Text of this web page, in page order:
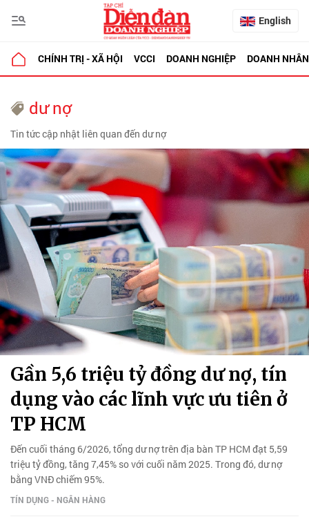
English
CHÍNH TRỊ - XÃ HỘI VCCI DOANH NGHIỆP DOANH NHÂN
dư nợ
Tin tức cập nhật liên quan đến dư nợ
Gần 5,6 triệu tỷ đồng dư nợ, tín
dụng vào các lĩnh vực ưu tiên ở
TP HCM
Đến cuối tháng 6/2026, tổng dư nợ trên địa bàn TP HCM đạt 5,59
triệu tỷ đồng, tăng 7,45% so với cuối năm 2025. Trong đó, dư nợ
bằng VNĐ chiếm 95%.
TÍN DỤNG - NGÂN HÀNG